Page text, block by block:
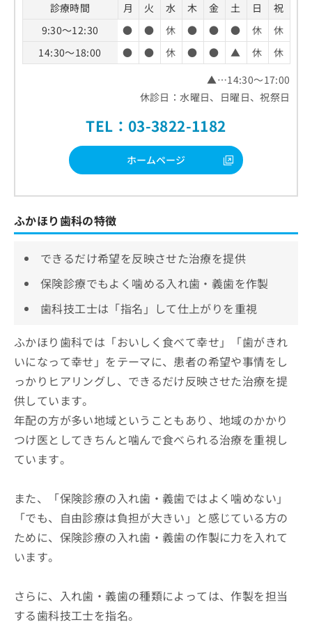
診療時間 月 火 水 木 金 土 日
祝
9:30～12:30
● ● 休 ● ● ● 休
休
14:30～18:00
● ● 休 ● ● ▲ 休
休
▲…14:30～17:00
休診日：水曜日、日曜日、祝祭日
TEL：03-3822-1182
ホームページ
ふかほり歯科の特徴
できるだけ希望を反映させた治療を提供
保険診療でもよく噛める入れ歯・義歯を作製
歯科技工士は「指名」して仕上がりを重視
ふかほり歯科では「おいしく食べて幸せ」「歯がきれ
いになって幸せ」をテーマに、患者の希望や事情をし
っかりヒアリングし、できるだけ反映させた治療を提
供しています。
年配の方が多い地域ということもあり、地域のかかり
つけ医としてきちんと噛んで食べられる治療を重視し
ています。
また、「保険診療の入れ歯・義歯ではよく噛めない」
「でも、自由診療は負担が大きい」と感じている方の
ために、保険診療の入れ歯・義歯の作製に力を入れて
います。
さらに、入れ歯・義歯の種類によっては、作製を担当
する歯科技工士を指名。